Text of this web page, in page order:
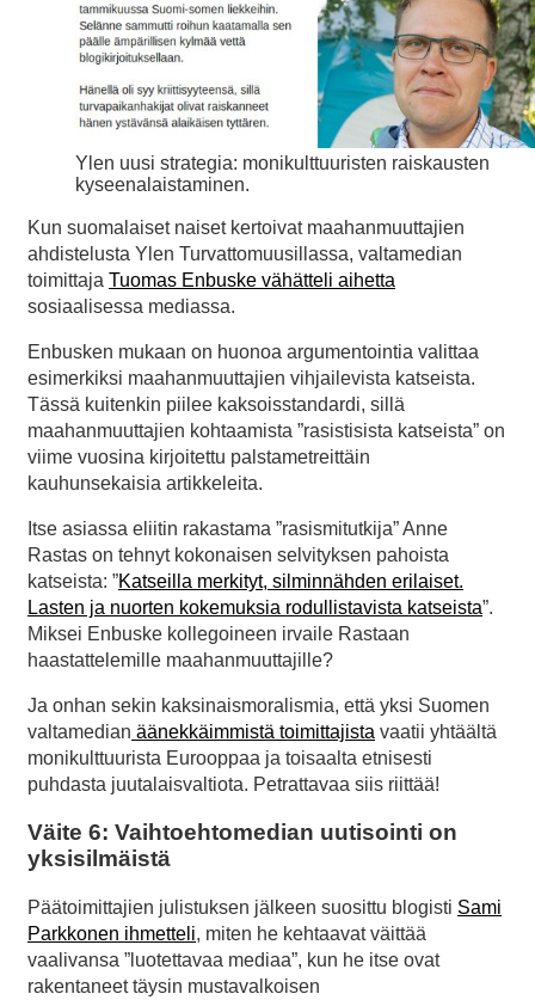
Ylen uusi strategia: monikulttuuristen raiskausten
kyseenalaistaminen.
Kun suomalaiset naiset kertoivat maahanmuuttajien
ahdistelusta Ylen Turvattomuusillassa, valtamedian
toimittaja Tuomas Enbuske vähätteli aihetta
sosiaalisessa mediassa.
Enbusken mukaan on huonoa argumentointia valittaa
esimerkiksi maahanmuuttajien vihjailevista katseista.
Tässä kuitenkin piilee kaksoisstandardi, sillä
maahanmuuttajien kohtaamista ”rasistisista katseista” on
viime vuosina kirjoitettu palstametreittäin
kauhunsekaisia artikkeleita.
Itse asiassa eliitin rakastama ”rasismitutkija” Anne
Rastas on tehnyt kokonaisen selvityksen pahoista
katseista: ”Katseilla merkityt, silminnähden erilaiset.
Lasten ja nuorten kokemuksia rodullistavista katseista”.
Miksei Enbuske kollegoineen irvaile Rastaan
haastattelemille maahanmuuttajille?
Ja onhan sekin kaksinaismoralismia, että yksi Suomen
valtamedian äänekkäimmistä toimittajista vaatii yhtäältä
monikulttuurista Eurooppaa ja toisaalta etnisesti
puhdasta juutalaisvaltiota. Petrattavaa siis riittää!
Väite 6: Vaihtoehtomedian uutisointi on
yksisilmäistä
Päätoimittajien julistuksen jälkeen suosittu blogisti Sami
Parkkonen ihmetteli, miten he kehtaavat väittää
vaalivansa ”luotettavaa mediaa”, kun he itse ovat
rakentaneet täysin mustavalkoisen